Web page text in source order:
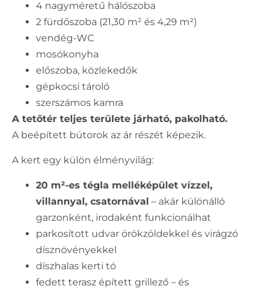
4 nagyméretű hálószoba
2 fürdőszoba (21,30 m² és 4,29 m²)
vendég-WC
mosókonyha
előszoba, közlekedők
gépkocsi tároló
szerszámos kamra
A tetőtér teljes területe járható, pakolható.
A beépített bútorok az ár részét képezik.
A kert egy külön élményvilág:
20 m²-es tégla melléképület vízzel,
villannyal, csatornával – akár különálló
garzonként, irodaként funkcionálhat
parkosított udvar örökzöldekkel és virágzó
dísznövényekkel
díszhalas kerti tó
fedett terasz épített grillező – és